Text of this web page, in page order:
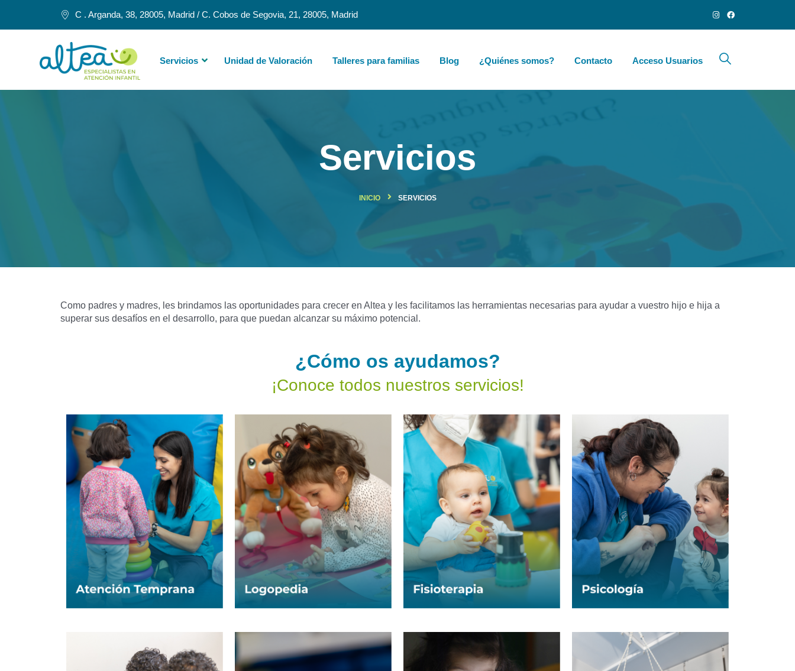
C . Arganda, 38, 28005, Madrid / C. Cobos de Segovia, 21, 28005, Madrid
Servicios Unidad de Valoración Talleres para familias Blog ¿Quiénes somos? Contacto Acceso Usuarios
Servicios
INICIO SERVICIOS
Como padres y madres, les brindamos las oportunidades para crecer en Altea y les facilitamos las herramientas necesarias para ayudar a vuestro hijo e hija a
superar sus desafíos en el desarrollo, para que puedan alcanzar su máximo potencial.
¿Cómo os ayudamos?
¡Conoce todos nuestros servicios!